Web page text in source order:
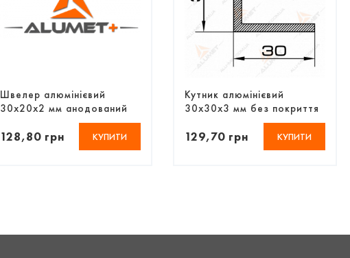
Швелер алюмінієвий
30х20х2 мм анодований
128,80 грн КУПИТИ
Кутник алюмінієвий
30х30х3 мм без покриття
129,70 грн КУПИТИ